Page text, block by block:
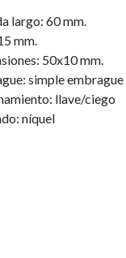
largo: 60 mm.
mm.
50x10 mm.
simple embrague
llave/ciego
níquel